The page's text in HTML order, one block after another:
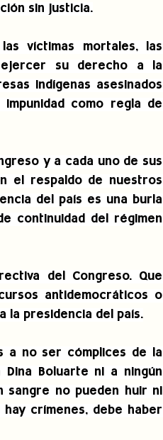
sin justicia.
víctimas mortales, las
ejercer su derecho a la
indígenas asesinados
como regla de
y a cada uno de sus
el respaldo de nuestros
del país es una burla
continuidad del régimen
del Congreso. Que
antidemocráticos o
la presidencia del país.
a no ser cómplices de la
Boluarte ni a ningún
sangre no pueden huir ni
crímenes, debe haber